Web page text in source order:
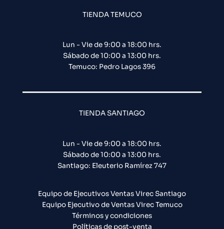
TIENDA TEMUCO
Lun - Vie de 9:00 a 18:00 hrs.
Sábado de 10:00 a 13:00 hrs.
Temuco: Pedro Lagos 396
TIENDA SANTIAGO
Lun - Vie de 9:00 a 18:00 hrs.
Sábado de 10:00 a 13:00 hrs.
Santiago: Eleuterio Ramírez 747​
Equipo de Ejecutivos Ventas Virec Santiago
Equipo Ejecutivo de Ventas Virec Temuco
Términos y condiciones
Políticas de post-venta